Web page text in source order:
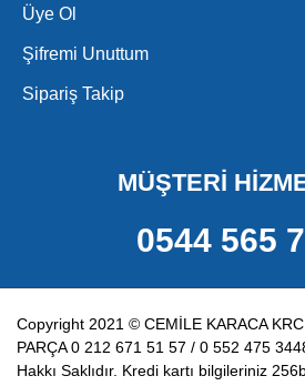
Üye Ol
Şifremi Unuttum
Sipariş Takip
MÜŞTERİ
0544 565
Copyright 2021 © CEMİLE KARACA
PARÇA 0 212 671 51 57 / 0 552 475
Hakkı Saklıdır. Kredi kartı bilgileriniz